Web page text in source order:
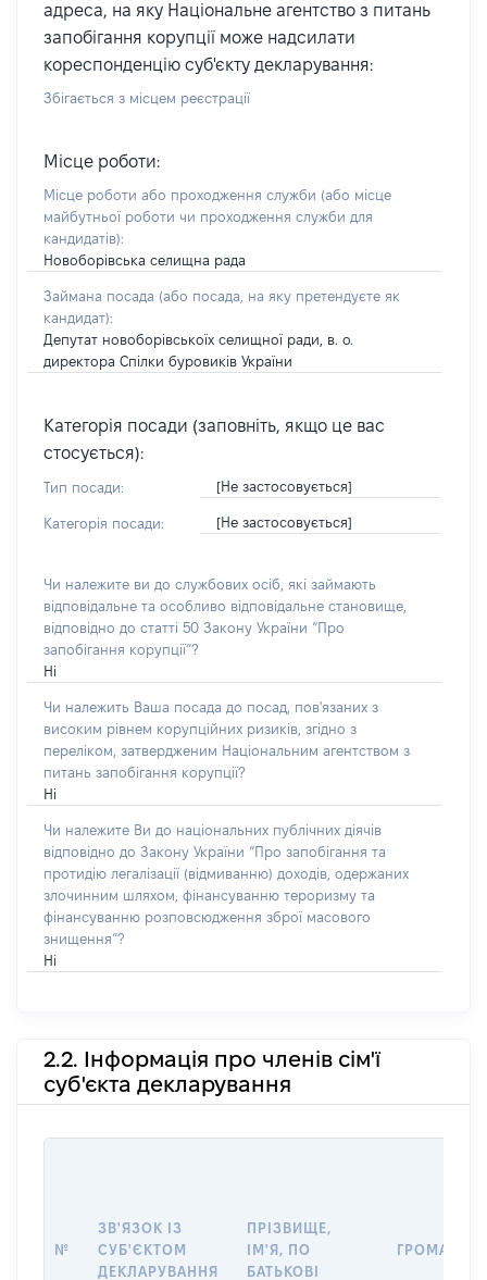
адреса, на яку Національне агентство з питань
запобігання корупції може надсилати
кореспонденцію суб'єкту декларування:
Збігається з місцем реєстрації
Місце роботи:
Місце роботи або проходження служби (або місце
майбутньої роботи чи проходження служби для
кандидатів):
Новоборівська селищна рада
Займана посада (або посада, на яку претендуєте як
кандидат):
Депутат новоборівськоїх селищної ради, в. о.
директора Спілки буровиків України
Категорія посади (заповніть, якщо це вас
стосується):
Тип посади: [Не застосовується]
Категорія посади: [Не застосовується]
Чи належите ви до службових осіб, які займають
відповідальне та особливо відповідальне становище,
відповідно до статті 50 Закону України “Про
запобігання корупції”?
Ні
Чи належить Ваша посада до посад, пов'язаних з
високим рівнем корупційних ризиків, згідно з
переліком, затвердженим Національним агентством з
питань запобігання корупції?
Ні
Чи належите Ви до національних публічних діячів
відповідно до Закону України “Про запобігання та
протидію легалізації (відмиванню) доходів, одержаних
злочинним шляхом, фінансуванню тероризму та
фінансуванню розповсюдження зброї масового
знищення”?
Ні
2.2. Інформація про членів сім'ї
суб'єкта декларування
№
ЗВ'ЯЗОК ІЗ
СУБ'ЄКТОМ
ДЕКЛАРУВАННЯ
ПРІЗВИЩЕ,
ІМ'Я, ПО
БАТЬКОВІ